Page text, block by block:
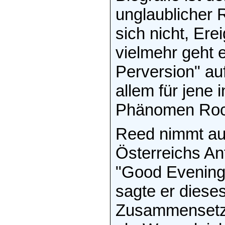
unglaublicher
sich nicht,
vielmehr geht
Perversion"
allem für jene
Phänomen
Reed nimmt
Österreichs
"Good
sagte er